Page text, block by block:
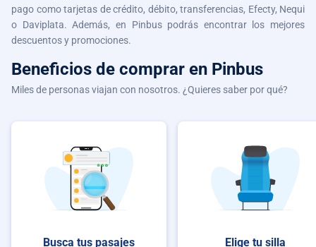
pago como tarjetas de crédito, débito, transferencias, Efecty, Nequi
o Daviplata. Además, en Pinbus podrás encontrar los mejores
descuentos y promociones.
Beneficios de comprar en Pinbus
Miles de personas viajan con nosotros. ¿Quieres saber por qué?
Busca tus pasajes Elige tu silla